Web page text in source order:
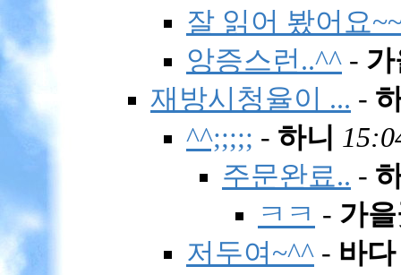
잘 읽어 봤어요
앙증스런..^^ -
재방시청율이 ... -
^^;;;;; - 하니
주문완료.. -
ㅋㅋ - 가
저두여~^^ - 바다